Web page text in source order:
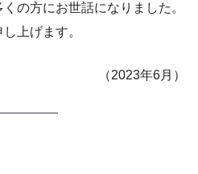
の方にお世話になりました。
上げます。
（2023年6月）